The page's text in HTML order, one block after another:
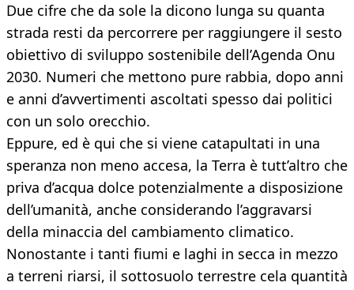
Due cifre che da sole la dicono lunga su quanta
strada resti da percorrere per raggiungere il sesto
obiettivo di sviluppo sostenibile dell’Agenda Onu
2030. Numeri che mettono pure rabbia, dopo anni
e anni d’avvertimenti ascoltati spesso dai politici
con un solo orecchio.
Eppure, ed è qui che si viene catapultati in una
speranza non meno accesa, la Terra è tutt’altro che
priva d’acqua dolce potenzialmente a disposizione
dell’umanità, anche considerando l’aggravarsi
della minaccia del cambiamento climatico.
Nonostante i tanti fiumi e laghi in secca in mezzo
a terreni riarsi, il sottosuolo terrestre cela quantità